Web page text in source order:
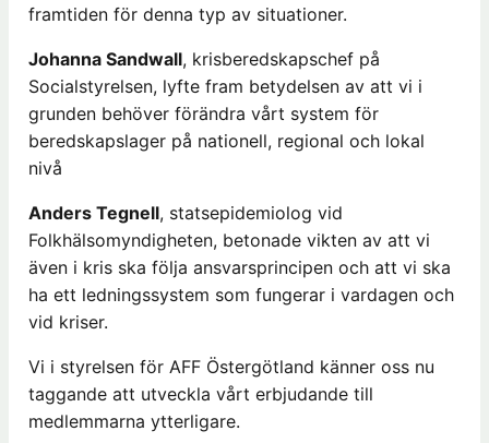
framtiden för denna typ av situationer.
Johanna Sandwall, krisberedskapschef på
Socialstyrelsen, lyfte fram betydelsen av att vi i
grunden behöver förändra vårt system för
beredskapslager på nationell, regional och lokal
nivå
Anders Tegnell, statsepidemiolog vid
Folkhälsomyndigheten, betonade vikten av att vi
även i kris ska följa ansvarsprincipen och att vi ska
ha ett ledningssystem som fungerar i vardagen och
vid kriser.
Vi i styrelsen för AFF Östergötland känner oss nu
taggande att utveckla vårt erbjudande till
medlemmarna ytterligare.